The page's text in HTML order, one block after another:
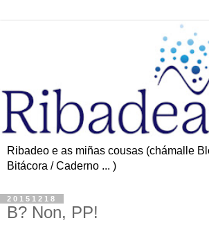
Ribadeo e as miñas cousas (chámalle
Bitácora / Caderno ... )
20151218
B? Non, PP!